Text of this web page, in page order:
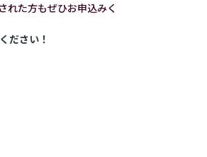
た方もぜひお申込みく
ださい！